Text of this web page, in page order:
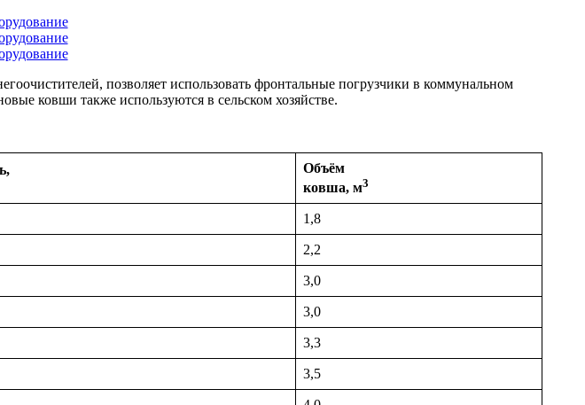
позволяет использовать фронтальные погрузчики в коммунальном
ковши также используются в сельском хозяйстве.
Объём
ковша, м3
1,8
2,2
3,0
3,0
3,3
3,5